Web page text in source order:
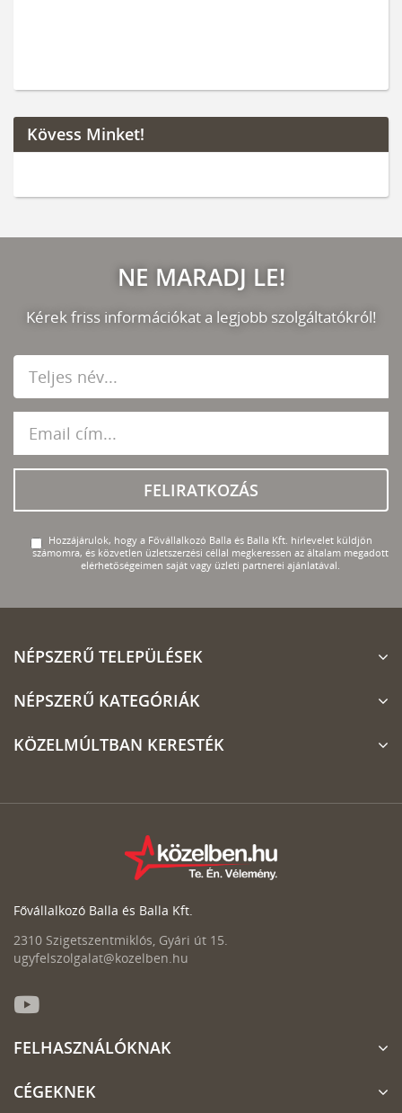
Kövess Minket!
NE MARADJ LE!
Kérek friss információkat a legjobb szolgáltatókról!
FELIRATKOZÁS
Hozzájárulok, hogy a Fővállalkozó Balla és Balla Kft. hírlevelet küldjön
számomra, és közvetlen üzletszerzési céllal megkeressen az általam megadott
elérhetőségeimen saját vagy üzleti partnerei ajánlatával.
NÉPSZERŰ TELEPÜLÉSEK
NÉPSZERŰ KATEGÓRIÁK
KÖZELMÚLTBAN KERESTÉK
Fővállalkozó Balla és Balla Kft.
2310 Szigetszentmiklós, Gyári út 15.
ugyfelszolgalat@kozelben.hu
FELHASZNÁLÓKNAK
CÉGEKNEK